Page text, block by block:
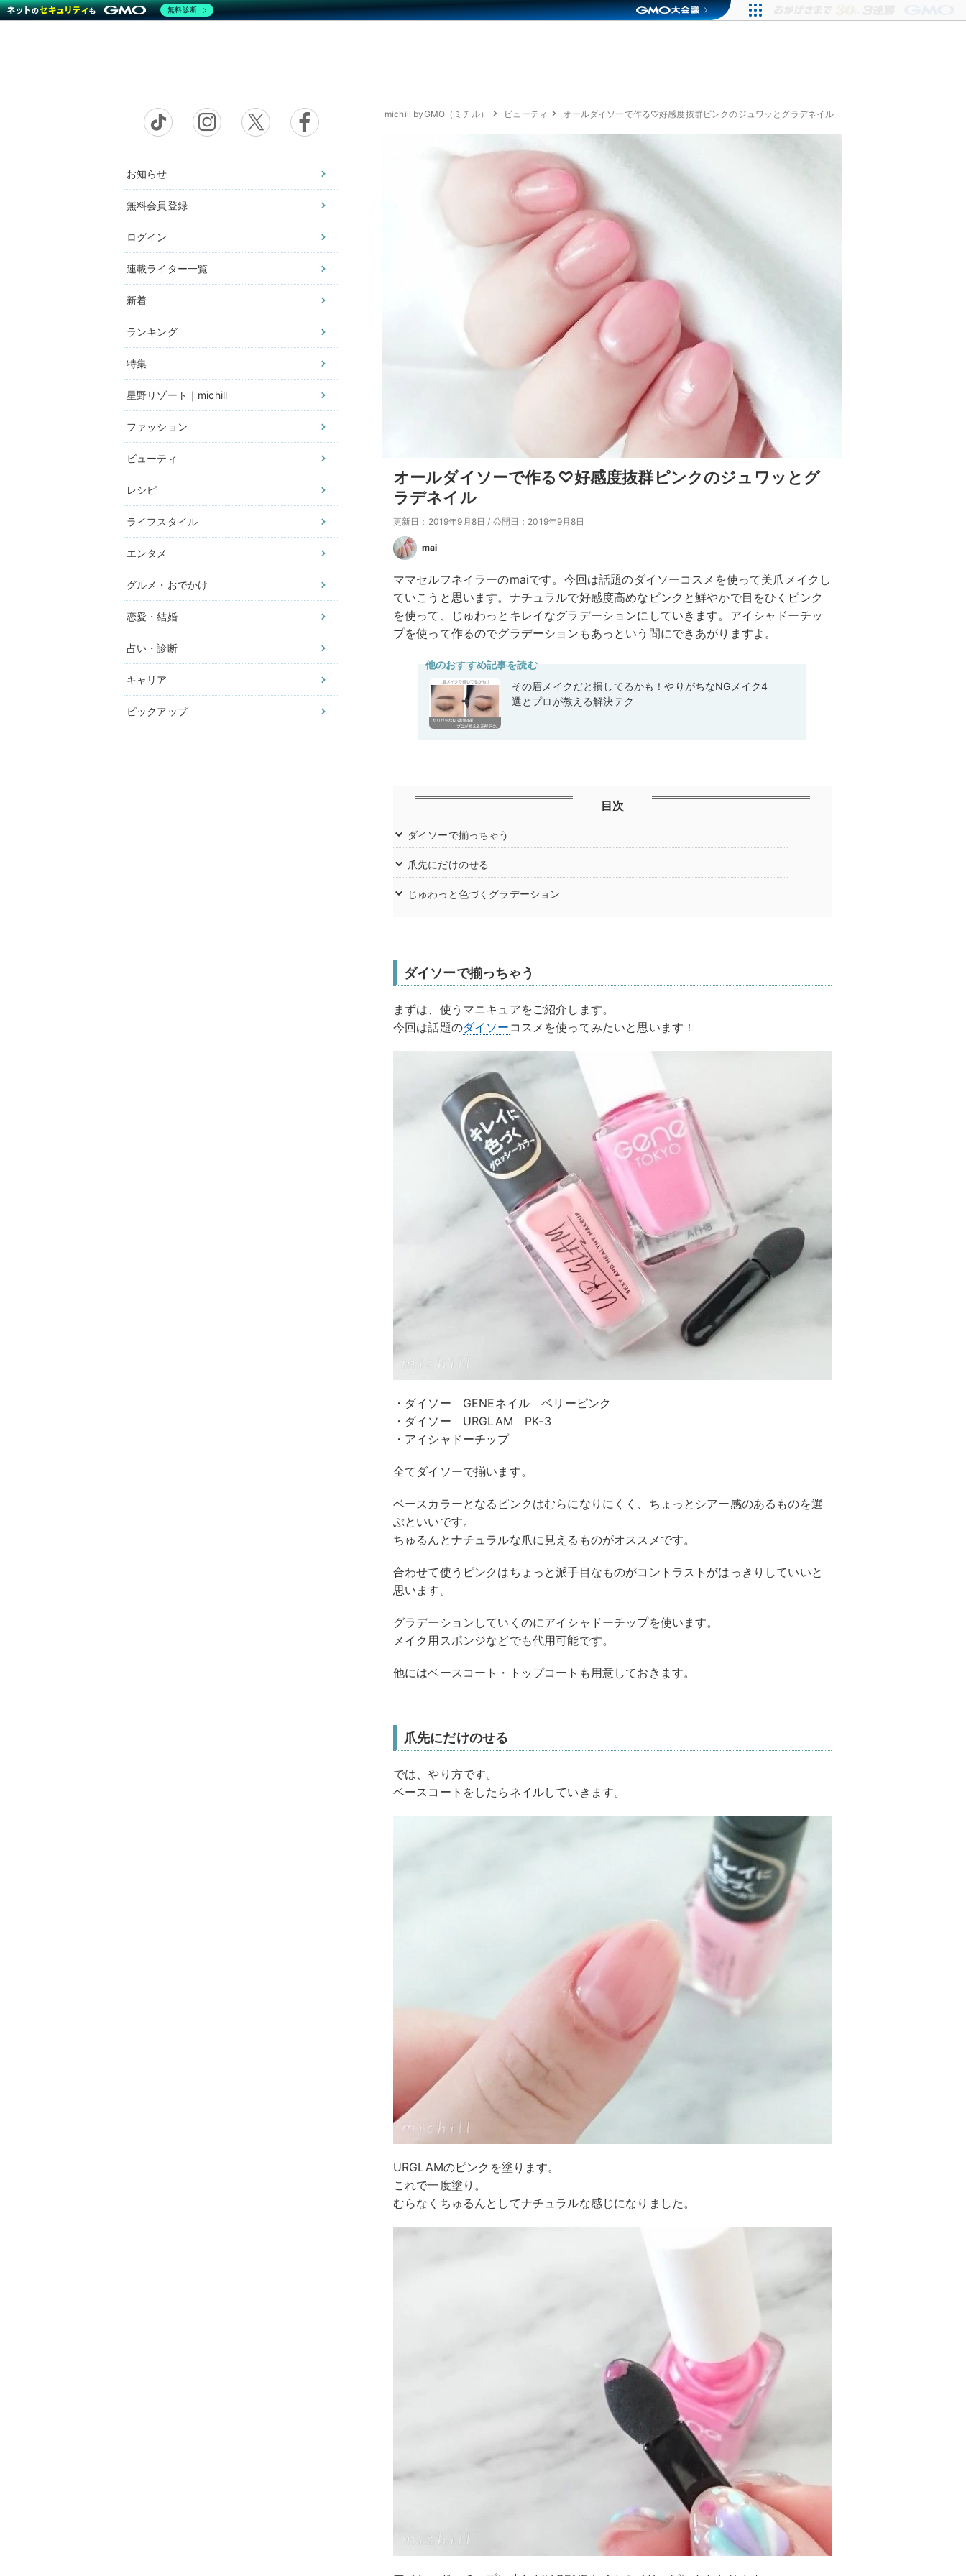
お知らせ
無料会員登録
ログイン
連載ライター一覧
新着
ランキング
特集
星野リゾート｜michill
ファッション
ビューティ
レシピ
ライフスタイル
エンタメ
グルメ・おでかけ
恋愛・結婚
占い・診断
キャリア
ピックアップ
michill byGMO（ミチル） ビューティ オールダイソーで作る♡好感度抜群ピンクのジュワッとグラデネイル
オールダイソーで作る♡好感度抜群ピンクのジュワッとグ
ラデネイル
更新日：2019年9月8日 / 公開日：2019年9月8日
mai
ママセルフネイラーのmaiです。今回は話題のダイソーコスメを使って美爪メイクし
ていこうと思います。ナチュラルで好感度高めなピンクと鮮やかで目をひくピンク
を使って、じゅわっとキレイなグラデーションにしていきます。アイシャドーチッ
プを使って作るのでグラデーションもあっという間にできあがりますよ。
他のおすすめ記事を読む
その眉メイクだと損してるかも！やりがちなNGメイク4
選とプロが教える解決テク
目次
ダイソーで揃っちゃう
爪先にだけのせる
じゅわっと色づくグラデーション
ダイソーで揃っちゃう
まずは、使うマニキュアをご紹介します。
今回は話題のダイソー コスメを使ってみたいと思います！
・ダイソー GENEネイル ベリーピンク
・ダイソー URGLAM PK‐3
・アイシャドーチップ
全てダイソーで揃います。
ベースカラーとなるピンクはむらになりにくく、ちょっとシアー感のあるものを選
ぶといいです。
ちゅるんとナチュラルな爪に見えるものがオススメです。
合わせて使うピンクはちょっと派手目なものがコントラストがはっきりしていいと
思います。
グラデーションしていくのにアイシャドーチップを使います。
メイク用スポンジなどでも代用可能です。
他にはベースコート・トップコートも用意しておきます。
爪先にだけのせる
では、やり方です。
ベースコートをしたらネイルしていきます。
URGLAMのピンクを塗ります。
これで一度塗り。
むらなくちゅるんとしてナチュラルな感じになりました。
無料診断